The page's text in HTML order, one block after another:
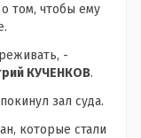
том, чтобы ему
-
КУЧЕНКОВ.
зал суда.
которые стали